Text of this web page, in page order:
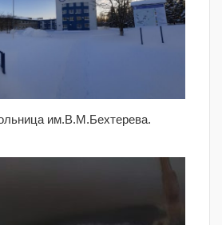
им.В.М.Бехтерева.